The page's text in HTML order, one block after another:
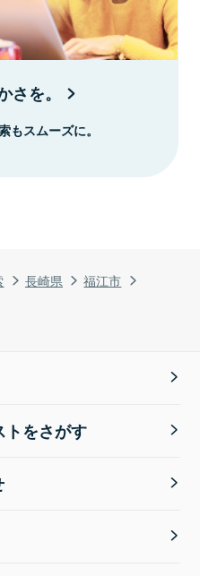
長崎県
福江市
を。
もスムーズに。
トをさがす